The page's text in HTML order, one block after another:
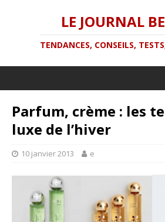
LE JOURNAL
TENDANCES, CONSEILS,
Parfum, crème : les
luxe de l’hiver
10 janvier 2013 e